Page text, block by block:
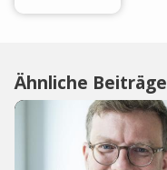
Ähnliche Beiträge